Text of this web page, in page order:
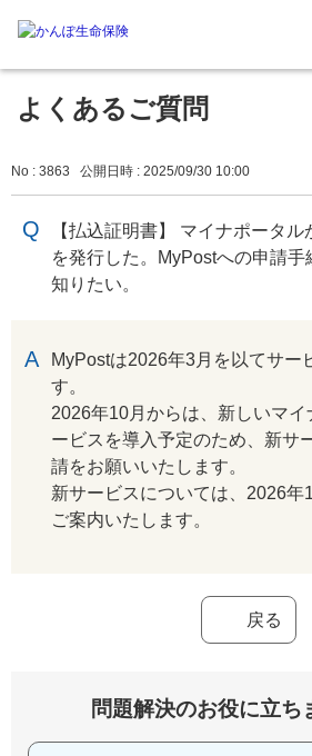
よくあるご質問
No : 3863 公開日時 : 2025/09/30 10:00
【払込証明書】 マイナポータ
を発行した。MyPostへの申請
知りたい。
MyPostは2026年3月を以てサー
す。
2026年10月からは、新しいマ
ービスを導入予定のため、新サ
請をお願いいたします。
新サービスについては、2026年
ご案内いたします。
戻る
問題解決のお役に立ち